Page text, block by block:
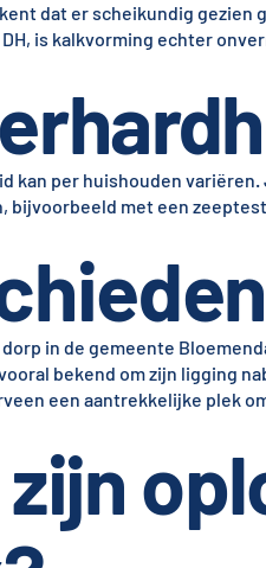
dat er scheikundig gezien
DH, is kalkvorming echter
kan per huishouden
bijvoorbeeld met een
dorp in de gemeente
bekend om zijn ligging
een aantrekkelijke plek